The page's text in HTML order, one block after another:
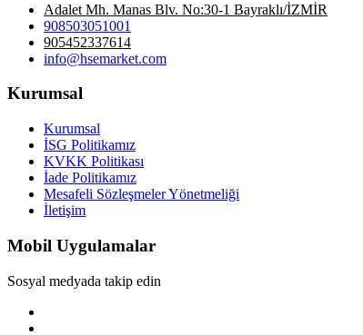
Adalet Mh. Manas Blv. No:30-1 Bayraklı/İZMİR
908503051001
905452337614
info@hsemarket.com
Kurumsal
Kurumsal
İSG Politikamız
KVKK Politikası
İade Politikamız
Mesafeli Sözleşmeler Yönetmeliği
İletişim
Mobil Uygulamalar
Sosyal medyada takip edin